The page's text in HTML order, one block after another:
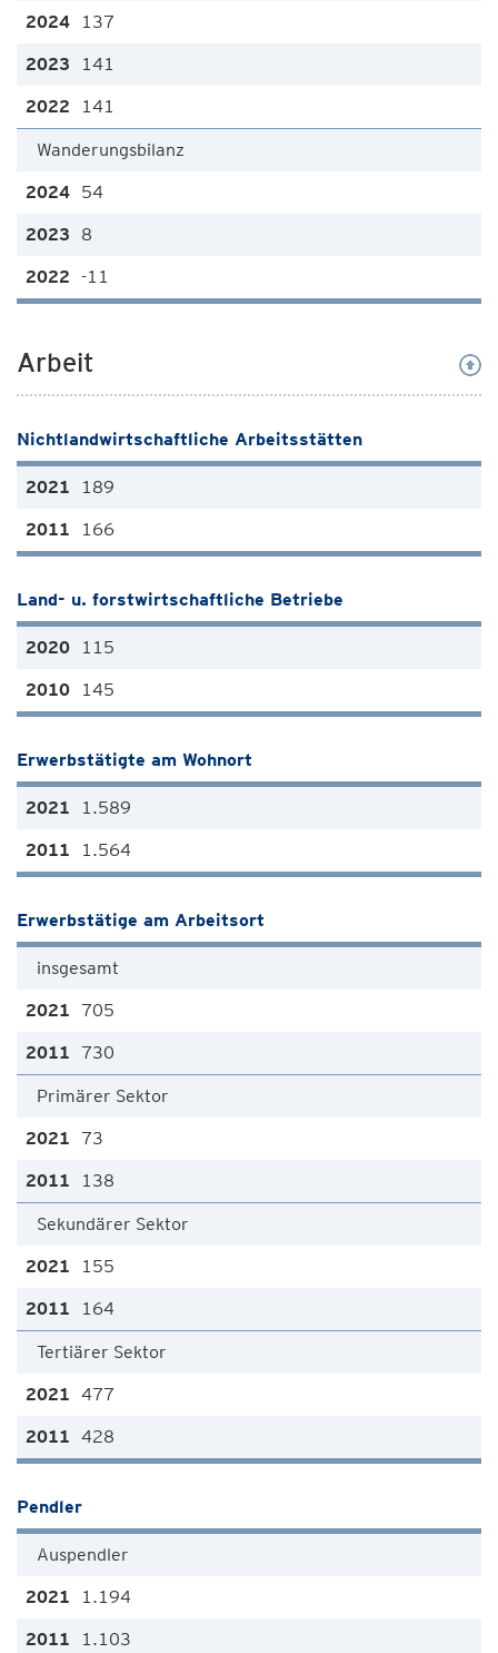
137
141
141
Wanderungsbilanz
54
8
-11
Arbeit
Nichtlandwirtschaftliche Arbeitsstätten
189
166
Land- u. forstwirtschaftliche Betriebe
115
145
Erwerbstätigte am Wohnort
1.589
1.564
Erwerbstätige am Arbeitsort
insgesamt
705
730
Primärer Sektor
73
138
Sekundärer Sektor
155
164
Tertiärer Sektor
477
428
Pendler
Auspendler
1.194
1.103